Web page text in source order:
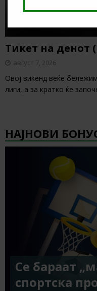
Тикет на денот
август 7, 2026
Овој викенд веќе
лиги, а за кратко ќе
НАЈНОВИ
Се бараат
спортска